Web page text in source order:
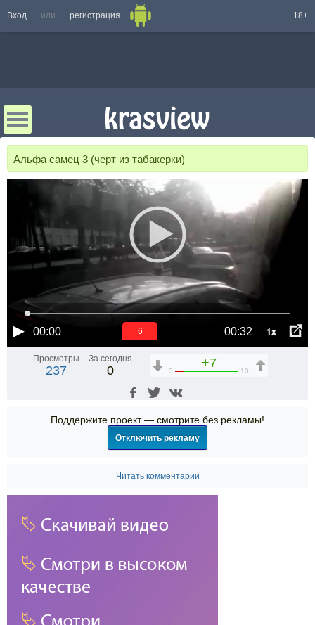
Вход или регистрация 18+
Альфа самец 3 (черт из табакерки)
00:00 00:32 1x
6
Просмотры
237
За сегодня
0
+7
3 10
Поддержите проект — смотрите без рекламы!
Отключить рекламу
Читать комментарии